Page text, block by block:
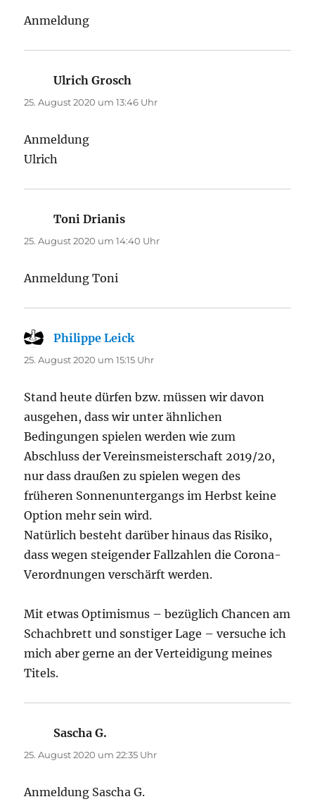
Anmeldung
Ulrich Grosch
25. August 2020 um 13:46 Uhr
Anmeldung
Ulrich
Toni Drianis
25. August 2020 um 14:40 Uhr
Anmeldung Toni
Philippe Leicksagt:
25. August 2020 um 15:15 Uhr
Stand heute dürfen bzw. müssen wir davon
ausgehen, dass wir unter ähnlichen
Bedingungen spielen werden wie zum
Abschluss der Vereinsmeisterschaft 2019/20,
nur dass draußen zu spielen wegen des
früheren Sonnenuntergangs im Herbst keine
Option mehr sein wird.
Natürlich besteht darüber hinaus das Risiko,
dass wegen steigender Fallzahlen die Corona-
Verordnungen verschärft werden.
Mit etwas Optimismus – bezüglich Chancen am
Schachbrett und sonstiger Lage – versuche ich
mich aber gerne an der Verteidigung meines
Titels.
Sascha G.
25. August 2020 um 22:35 Uhr
Anmeldung Sascha G.